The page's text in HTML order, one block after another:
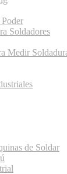
Soldadores
Medir
de Soldar